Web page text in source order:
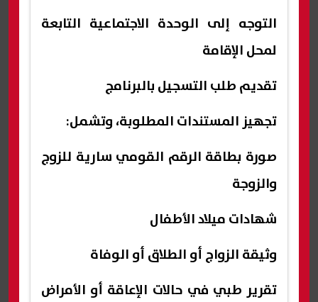
التوجه إلى الوحدة الاجتماعية التابعة
لمحل الإقامة
تقديم طلب التسجيل بالبرنامج
تجهيز المستندات المطلوبة، وتشمل:
صورة بطاقة الرقم القومي سارية للزوج
والزوجة
شهادات ميلاد الأطفال
وثيقة الزواج أو الطلاق أو الوفاة
تقرير طبي في حالات الإعاقة أو الأمراض